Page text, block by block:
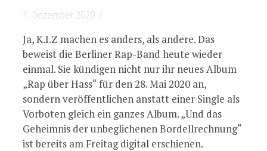
7. Dezember 2020 /
Ja, K.I.Z machen es anders, als andere. Das
beweist die Berliner Rap-Band heute wieder
einmal. Sie kündigen nicht nur ihr neues Album
„Rap über Hass“ für den 28. Mai 2020 an,
sondern veröffentlichen anstatt einer Single als
Vorboten gleich ein ganzes Album. „Und das
Geheimnis der unbeglichenen Bordellrechnung“
ist bereits am Freitag digital erschienen.